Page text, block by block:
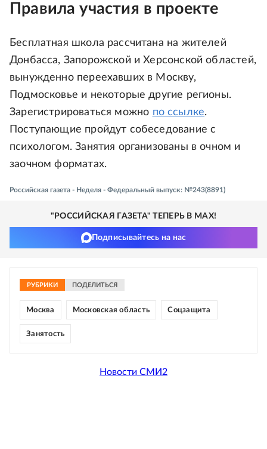
Правила участия в проекте
Бесплатная школа рассчитана на жителей
Донбасса, Запорожской и Херсонской областей,
вынужденно переехавших в Москву,
Подмосковье и некоторые другие регионы.
Зарегистрироваться можно по ссылке.
Поступающие пройдут собеседование с
психологом. Занятия организованы в очном и
заочном форматах.
Российская газета - Неделя - Федеральный выпуск: №243(8891)
"РОССИЙСКАЯ ГАЗЕТА" ТЕПЕРЬ В MAX!
Подписывайтесь на нас
РУБРИКИ ПОДЕЛИТЬСЯ
Москва Московская область Соцзащита
Занятость
Новости СМИ2